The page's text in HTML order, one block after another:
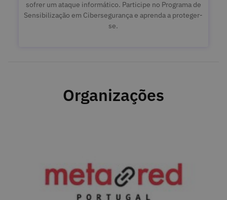
sofrer um ataque informático. Participe no Programa de
Sensibilização em Cibersegurança e aprenda a proteger-
se.
Organizações